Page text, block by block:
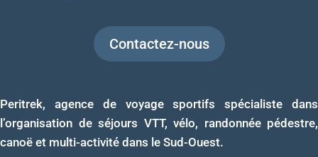
Contactez-nous
Peritrek, agence de voyage sportifs spécialiste dans
l’organisation de séjours VTT, vélo, randonnée pédestre,
canoë et multi-activité dans le Sud-Ouest.